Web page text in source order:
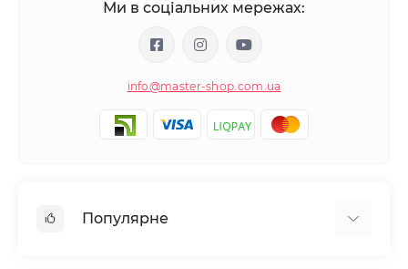
Ми в соціальних мережах:
info@master-shop.com.ua
Популярне